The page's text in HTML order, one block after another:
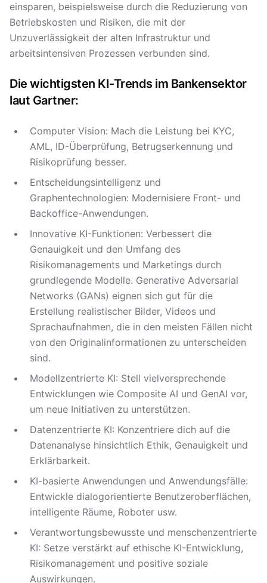
einsparen, beispielsweise durch die Reduzierung von
Betriebskosten und Risiken, die mit der
Unzuverlässigkeit der alten Infrastruktur und
arbeitsintensiven Prozessen verbunden sind.
Die wichtigsten KI-Trends im Bankensektor
laut Gartner:
Computer Vision: Mach die Leistung bei KYC,
AML, ID-Überprüfung, Betrugserkennung und
Risikoprüfung besser.
Entscheidungsintelligenz und
Graphentechnologien: Modernisiere Front- und
Backoffice-Anwendungen.
Innovative KI-Funktionen: Verbessert die
Genauigkeit und den Umfang des
Risikomanagements und Marketings durch
grundlegende Modelle. Generative Adversarial
Networks (GANs) eignen sich gut für die
Erstellung realistischer Bilder, Videos und
Sprachaufnahmen, die in den meisten Fällen nicht
von den Originalinformationen zu unterscheiden
sind.
Modellzentrierte KI: Stell vielversprechende
Entwicklungen wie Composite AI und GenAI vor,
um neue Initiativen zu unterstützen.
Datenzentrierte KI: Konzentriere dich auf die
Datenanalyse hinsichtlich Ethik, Genauigkeit und
Erklärbarkeit.
KI-basierte Anwendungen und Anwendungsfälle:
Entwickle dialogorientierte Benutzeroberflächen,
intelligente Räume, Roboter usw.
Verantwortungsbewusste und menschenzentrierte
KI: Setze verstärkt auf ethische KI-Entwicklung,
Risikomanagement und positive soziale
Auswirkungen.